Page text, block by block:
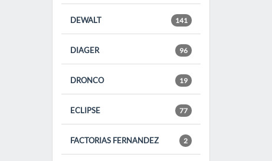
141
DEWALT
96
DIAGER
19
DRONCO
77
ECLIPSE
2
FACTORIAS FERNANDEZ